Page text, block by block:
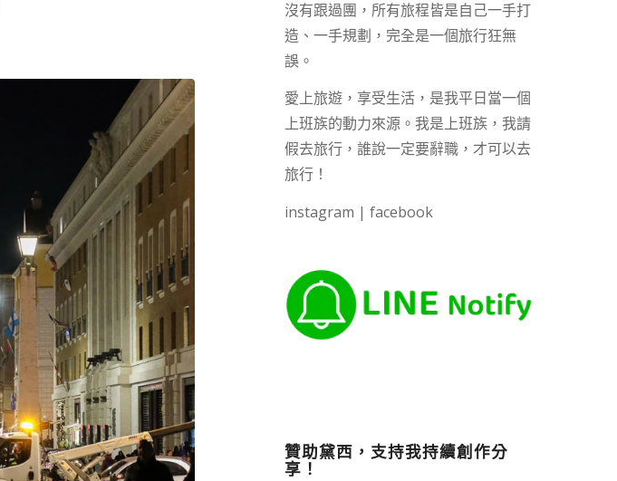
沒有跟過團，所有旅程皆是自己一手打
造、一手規劃，完全是一個旅行狂無
誤。
愛上旅遊，享受生活，是我平日當一個
上班族的動力來源。我是上班族，我請
假去旅行，誰說一定要辭職，才可以去
旅行！
instagram | facebook
贊助黛西，支持我持續創作分
享！